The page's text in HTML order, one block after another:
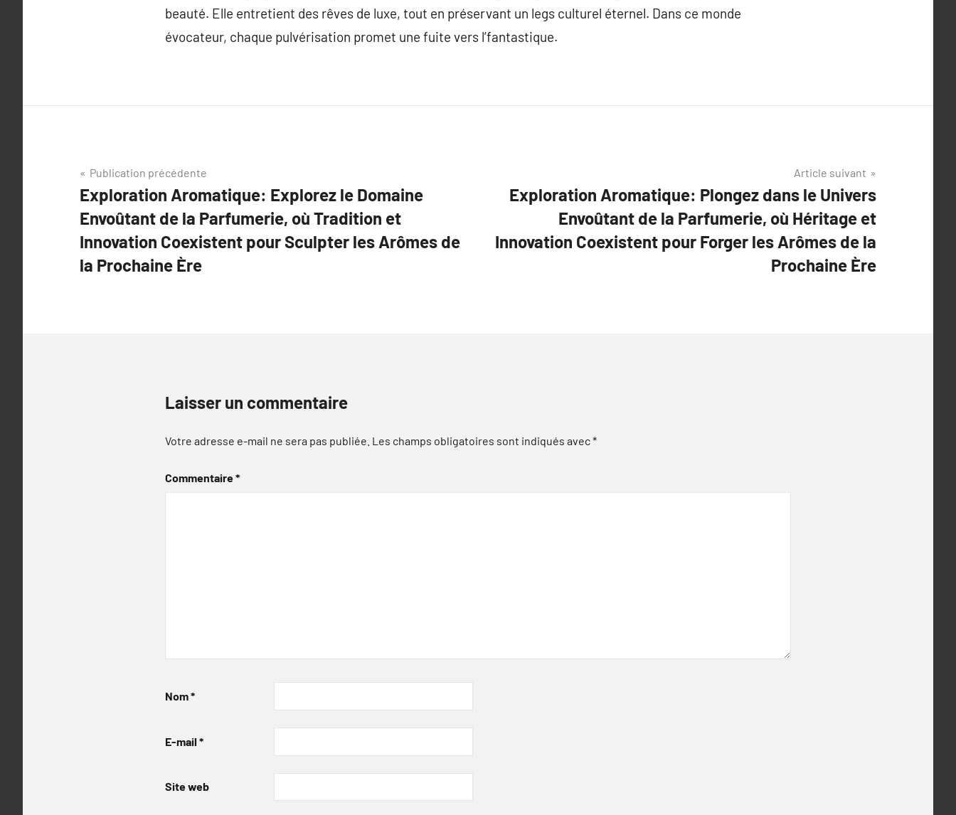
beauté. Elle entretient des rêves de luxe, tout en préservant un legs culturel éternel. Dans ce monde
évocateur, chaque pulvérisation promet une fuite vers l’fantastique.
Navigation
de
l’article
Publication précédente
Exploration Aromatique: Explorez le Domaine
Envoûtant de la Parfumerie, où Tradition et
Innovation Coexistent pour Sculpter les Arômes de
la Prochaine Ère
Article suivant
Exploration Aromatique: Plongez dans le Univers
Envoûtant de la Parfumerie, où Héritage et
Innovation Coexistent pour Forger les Arômes de la
Prochaine Ère
Laisser un commentaire
Votre adresse e-mail ne sera pas publiée. Les champs obligatoires sont indiqués avec*
Commentaire*
Nom*
E-mail *
Site web